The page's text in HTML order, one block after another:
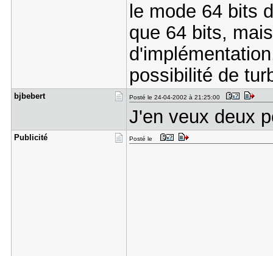
le mode 64 bits
que 64 bits,
possibilité de
bjbebert Posté le 24-04-2002 à 21:25:00
J'en veux deux
Publicité Posté le